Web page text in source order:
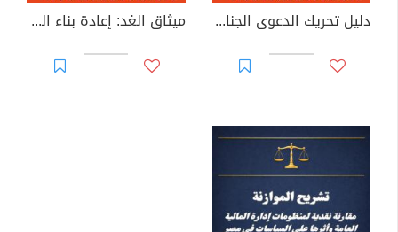
دليل تحريك الدعوى الجنائية والشكوى المباشرة ميثاق الغد: إعادة بناء العقد الاجتماعي في عصر الاضطراب الاقتصادي